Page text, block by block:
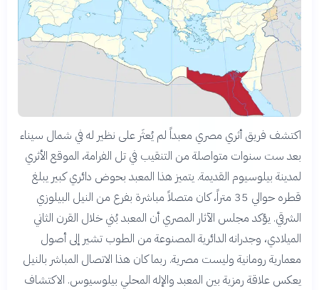
اكتشف فريق أثري مصري معبداً لم يُعثَر على نظير له في شمال سيناء
بعد ست سنوات متواصلة من التنقيب في تل الفرامة، الموقع الأثري
لمدينة بيلوسيوم القديمة. يتميز هذا المعبد بحوض دائري كبير يبلغ
قطره حوالي 35 متراً، كان متصلاً مباشرة بفرع من النيل البيلوزي
الشرقي. يؤكد مجلس الآثار المصري أن المعبد بُني خلال القرن الثاني
الميلادي، وجدرانه الدائرية المصنوعة من الطوب تشير إلى أصول
معمارية رومانية وليست مصرية. ربما كان هذا الاتصال المباشر بالنيل
يعكس علاقة رمزية بين المعبد والإله المحلي بيلوسيوس. الاكتشاف